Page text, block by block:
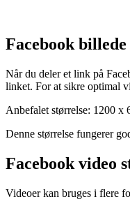
Facebook
Når du deler et link på
linket. For at sikre optimal
Anbefalet størrelse: 1200 x
Denne størrelse fungerer
Facebook video
Videoer kan bruges i flere